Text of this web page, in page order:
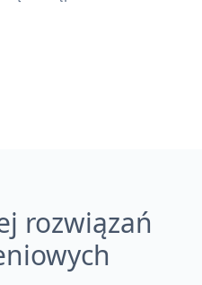
rozwiązań